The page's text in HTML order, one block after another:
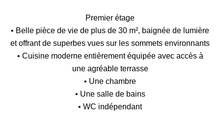
Premier étage
• Belle pièce de vie de plus de 30 m², baignée de lumière
et offrant de superbes vues sur les sommets environnants
• Cuisine moderne entièrement équipée avec accès à
une agréable terrasse
• Une chambre
• Une salle de bains
• WC indépendant